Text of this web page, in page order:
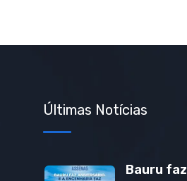
Últimas Notícias
Bauru faz